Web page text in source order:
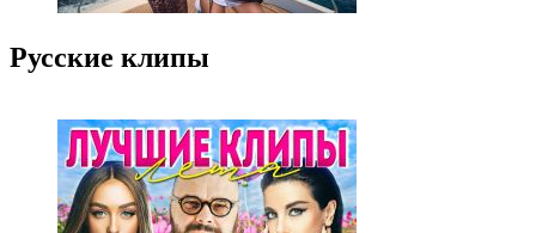
Русские клипы